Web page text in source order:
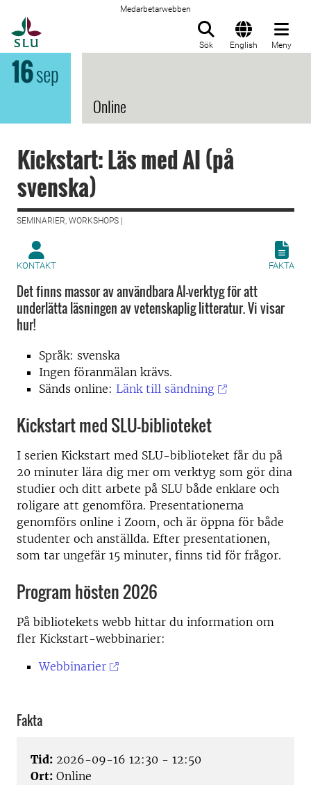
Medarbetarwebben
Sök English Meny
16sep
Online
Kickstart: Läs med AI (på
svenska)
SEMINARIER, WORKSHOPS |
KONTAKT FAKTA
Det finns massor av användbara AI-verktyg för att
underlätta läsningen av vetenskaplig litteratur. Vi visar
hur!
Språk: svenska
Ingen föranmälan krävs.
Sänds online: Länk till sändning
Kickstart med SLU-biblioteket
I serien Kickstart med SLU-biblioteket får du på
20 minuter lära dig mer om verktyg som gör dina
studier och ditt arbete på SLU både enklare och
roligare att genomföra. Presentationerna
genomförs online i Zoom, och är öppna för både
studenter och anställda. Efter presentationen,
som tar ungefär 15 minuter, finns tid för frågor.
Program hösten 2026
På bibliotekets webb hittar du information om
fler Kickstart-webbinarier:
Webbinarier
Fakta
Tid: 2026-09-16 12:30 - 12:50
Ort: Online